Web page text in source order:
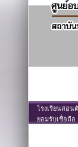
โรงเรียนสอน
ยอมรับเชื่อถือ